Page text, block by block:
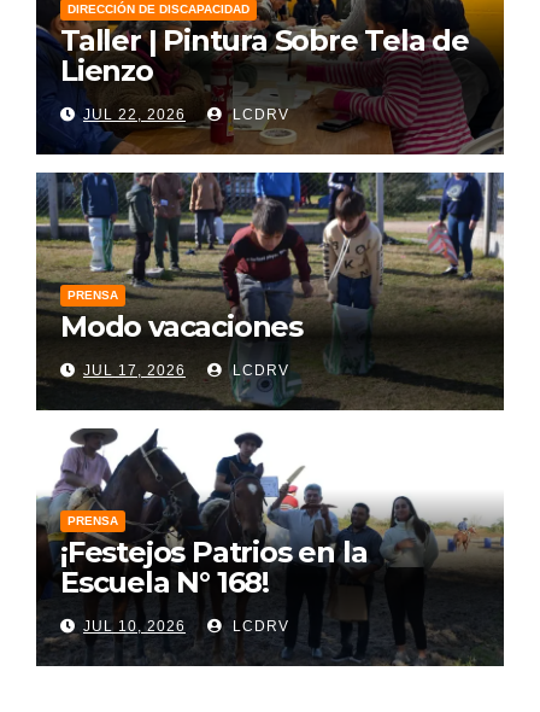
DIRECCIÓN DE DISCAPACIDAD
Taller | Pintura Sobre Tela de
Lienzo
JUL 22, 2026 LCDRV
PRENSA
Modo vacaciones
JUL 17, 2026 LCDRV
PRENSA
¡Festejos Patrios en la
Escuela N° 168!
JUL 10, 2026 LCDRV